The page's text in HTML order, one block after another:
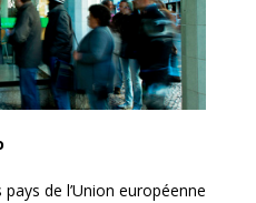
de l’Union européenne